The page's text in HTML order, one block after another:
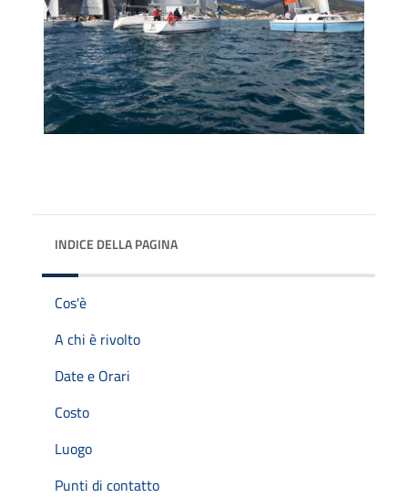
INDICE DELLA PAGINA
Cos'è
A chi è rivolto
Date e Orari
Costo
Luogo
Punti di contatto